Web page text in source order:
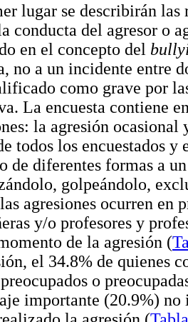
lugar se describirán las
conducta del agresor o
en el concepto del
no a un incidente entre
como grave por
La encuesta contiene
la agresión ocasional
todos los encuestados y
de diferentes formas a
golpeándolo,
agresiones ocurren en
y/o profesores y
de la agresión (
el 34.8% de quienes
o
importante (20.9%)